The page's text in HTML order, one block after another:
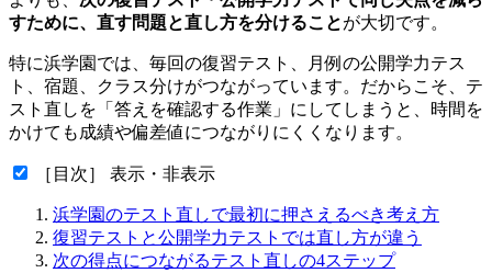
すために、直す問題と直し方を分けることが大切です。
特に浜学園では、毎回の復習テスト、月例の公開学力テス
ト、宿題、クラス分けがつながっています。だからこそ、テ
スト直しを「答えを確認する作業」にしてしまうと、時間を
かけても成績や偏差値につながりにくくなります。
［目次］ 表示・非表示
浜学園のテスト直しで最初に押さえるべき考え方
復習テストと公開学力テストでは直し方が違う
次の得点につながるテスト直しの4ステップ